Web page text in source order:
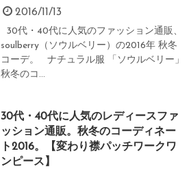
2016/11/13
30代・40代に人気のファッション通販、
soulberry（ソウルベリー）の2016年 秋冬
コーデ。 ナチュラル服 「ソウルベリー」
秋冬のコ...
30代・40代に人気のレディースファ
ッション通販。秋冬のコーディネー
ト2016。【変わり襟パッチワークワ
ンピース】